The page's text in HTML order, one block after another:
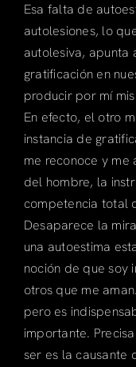
Esa falta de
autolesiones, lo
autolesiva, apunta
gratificación en
producir por mí
En efecto, el otro
instancia de
me reconoce y me
del hombre, la
competencia total
Desaparece la
una autoestima
noción de que soy
otros que me
pero es
importante.
ser es la causante